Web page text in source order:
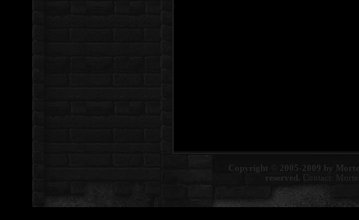
Copyright © 2005-2009 by
reserved. Contact: